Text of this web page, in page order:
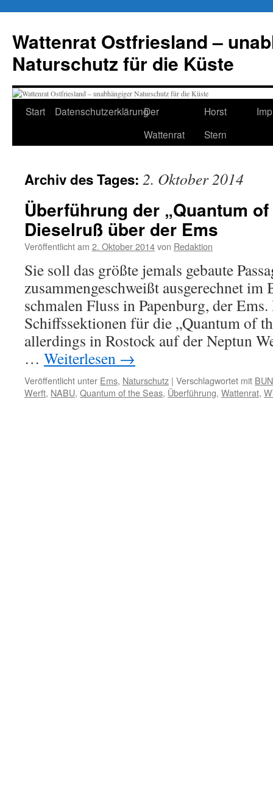
springen
Wattenrat Ostfriesland –
Naturschutz für die Küste
Start DatenschutzerklärungDer
Wattenrat
Horst
Stern
Archiv des Tages: 2. Oktober 2014
Überführung der „Quantum
Dieselruß über der Ems
Veröffentlicht am 2. Oktober 2014von Redaktion
Sie soll das größte jemals gebaute
zusammengeschweißt ausgerechnet im
schmalen Fluss in Papenburg, der
Schiffssektionen für die „Quantum of
allerdings in Rostock auf der Neptun
… Weiterlesen →
Veröffentlicht unter Ems, Naturschutz | Verschlagwortet mit
Werft, NABU, Quantum of the Seas, Überführung, Wattenrat,